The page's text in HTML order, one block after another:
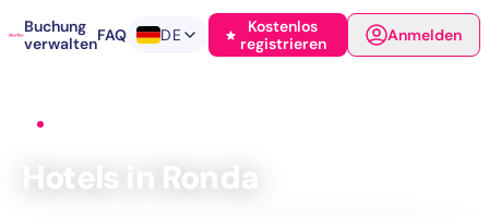
Buchung
verwaltenFAQ DE
Kostenlos
registrieren
Anmelden
Hotels in Ronda